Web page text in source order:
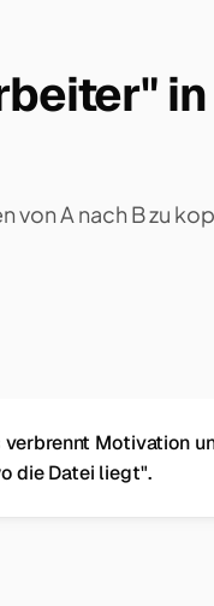
in
von A nach B zu
Motivation
die Datei liegt".